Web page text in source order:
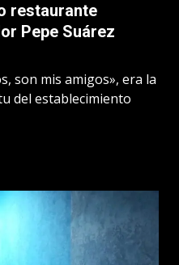
restaurante
Pepe Suárez
son mis amigos», era la
del establecimiento